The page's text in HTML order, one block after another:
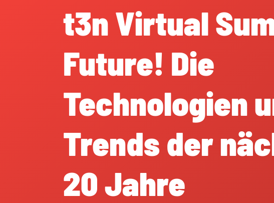
t3n Virtual
Future! Die
Technologien
Trends der
20 Jahre